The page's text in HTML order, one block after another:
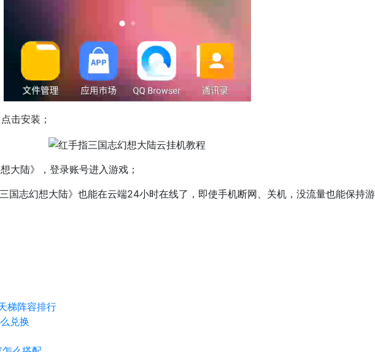
击安装；
大陆》，登录账号进入游戏；
国志幻想大陆》也能在云端24小时在线了，即使手机断网、关机，没流量也能保持
梯阵容排行
兑换